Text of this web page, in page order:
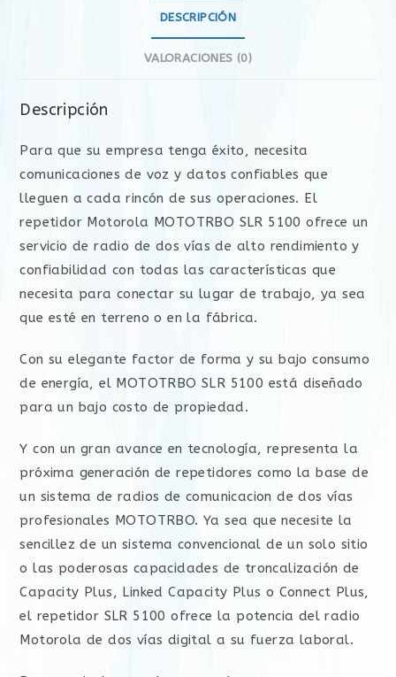
DESCRIPCIÓN
VALORACIONES (0)
Descripción
Para que su empresa tenga éxito, necesita
comunicaciones de voz y datos confiables que
lleguen a cada rincón de sus operaciones. El
repetidor Motorola MOTOTRBO SLR 5100 ofrece un
servicio de radio de dos vías de alto rendimiento y
confiabilidad con todas las características que
necesita para conectar su lugar de trabajo, ya sea
que esté en terreno o en la fábrica.
Con su elegante factor de forma y su bajo consumo
de energía, el MOTOTRBO SLR 5100 está diseñado
para un bajo costo de propiedad.
Y con un gran avance en tecnología, representa la
próxima generación de repetidores como la base de
un sistema de radios de comunicacion de dos vías
profesionales MOTOTRBO. Ya sea que necesite la
sencillez de un sistema convencional de un solo sitio
o las poderosas capacidades de troncalización de
Capacity Plus, Linked Capacity Plus o Connect Plus,
el repetidor SLR 5100 ofrece la potencia del radio
Motorola de dos vías digital a su fuerza laboral.